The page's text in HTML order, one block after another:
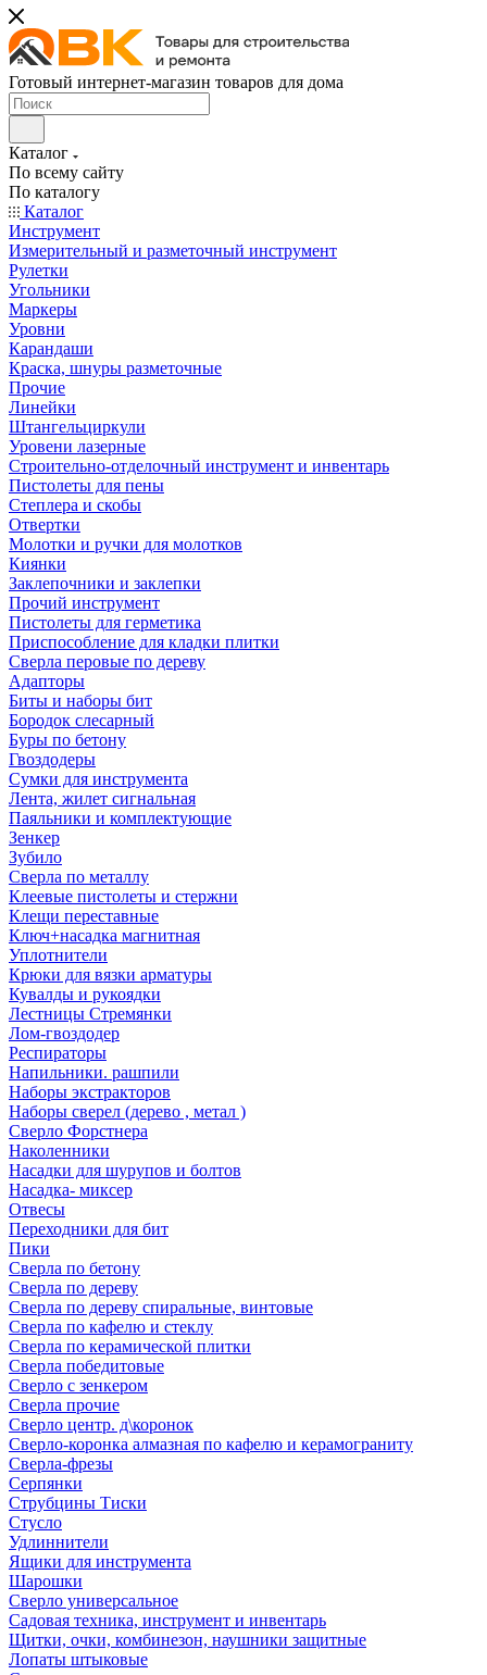
Готовый интернет-магазин товаров для дома
Каталог
По всему сайту
По каталогу
Каталог
Инструмент
Измерительный и разметочный инструмент
Рулетки
Угольники
Маркеры
Уровни
Карандаши
Краска, шнуры разметочные
Прочие
Линейки
Штангельциркули
Уровени лазерные
Строительно-отделочный инструмент и инвентарь
Пистолеты для пены
Степлера и скобы
Отвертки
Молотки и ручки для молотков
Киянки
Заклепочники и заклепки
Прочий инструмент
Пистолеты для герметика
Приспособление для кладки плитки
Сверла перовые по дереву
Адапторы
Биты и наборы бит
Бородок слесарный
Буры по бетону
Гвоздодеры
Сумки для инструмента
Лента, жилет сигнальная
Паяльники и комплектующие
Зенкер
Зубило
Сверла по металлу
Клеевые пистолеты и стержни
Клещи переставные
Ключ+насадка магнитная
Уплотнители
Крюки для вязки арматуры
Кувалды и рукоядки
Лестницы Стремянки
Лом-гвоздодер
Респираторы
Напильники. рашпили
Наборы экстракторов
Наборы сверел (дерево , метал )
Сверло Форстнера
Наколенники
Насадки для шурупов и болтов
Насадка- миксер
Отвесы
Переходники для бит
Пики
Сверла по бетону
Сверла по дереву
Сверла по дереву спиральные, винтовые
Сверла по кафелю и стеклу
Сверла по керамической плитки
Сверла победитовые
Сверло с зенкером
Сверла прочие
Сверло центр. д\коронок
Сверло-коронка алмазная по кафелю и керамограниту
Сверла-фрезы
Серпянки
Струбцины Тиски
Стусло
Удлиннители
Ящики для инструмента
Шарошки
Сверло универсальное
Садовая техника, инструмент и инвентарь
Щитки, очки, комбинезон, наушники защитные
Лопаты штыковые